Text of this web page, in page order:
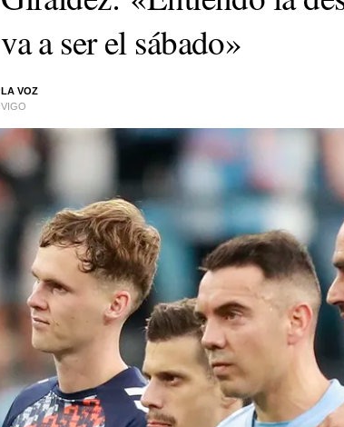
va a ser el sábado»
LA VOZ
VIGO